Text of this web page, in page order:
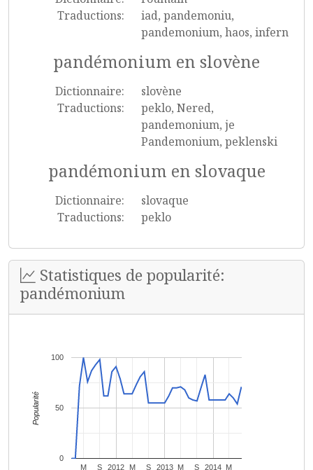
Traductions:
iad, pandemoniu,
pandemonium, haos, infern
pandémonium en slovène
Dictionnaire:
slovène
Traductions:
peklo, Nered,
pandemonium, je
Pandemonium, peklenski
pandémonium en slovaque
Dictionnaire:
slovaque
Traductions:
peklo
Statistiques de popularité:
pandémonium
2012 2013 2014
M S M S M S M
0
50
100
Popularité